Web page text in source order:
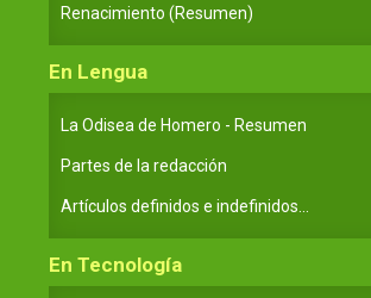
Renacimiento (Resumen)
En Lengua
La Odisea de Homero - Resumen
Partes de la redacción
Artículos definidos e indefinidos...
En Tecnología